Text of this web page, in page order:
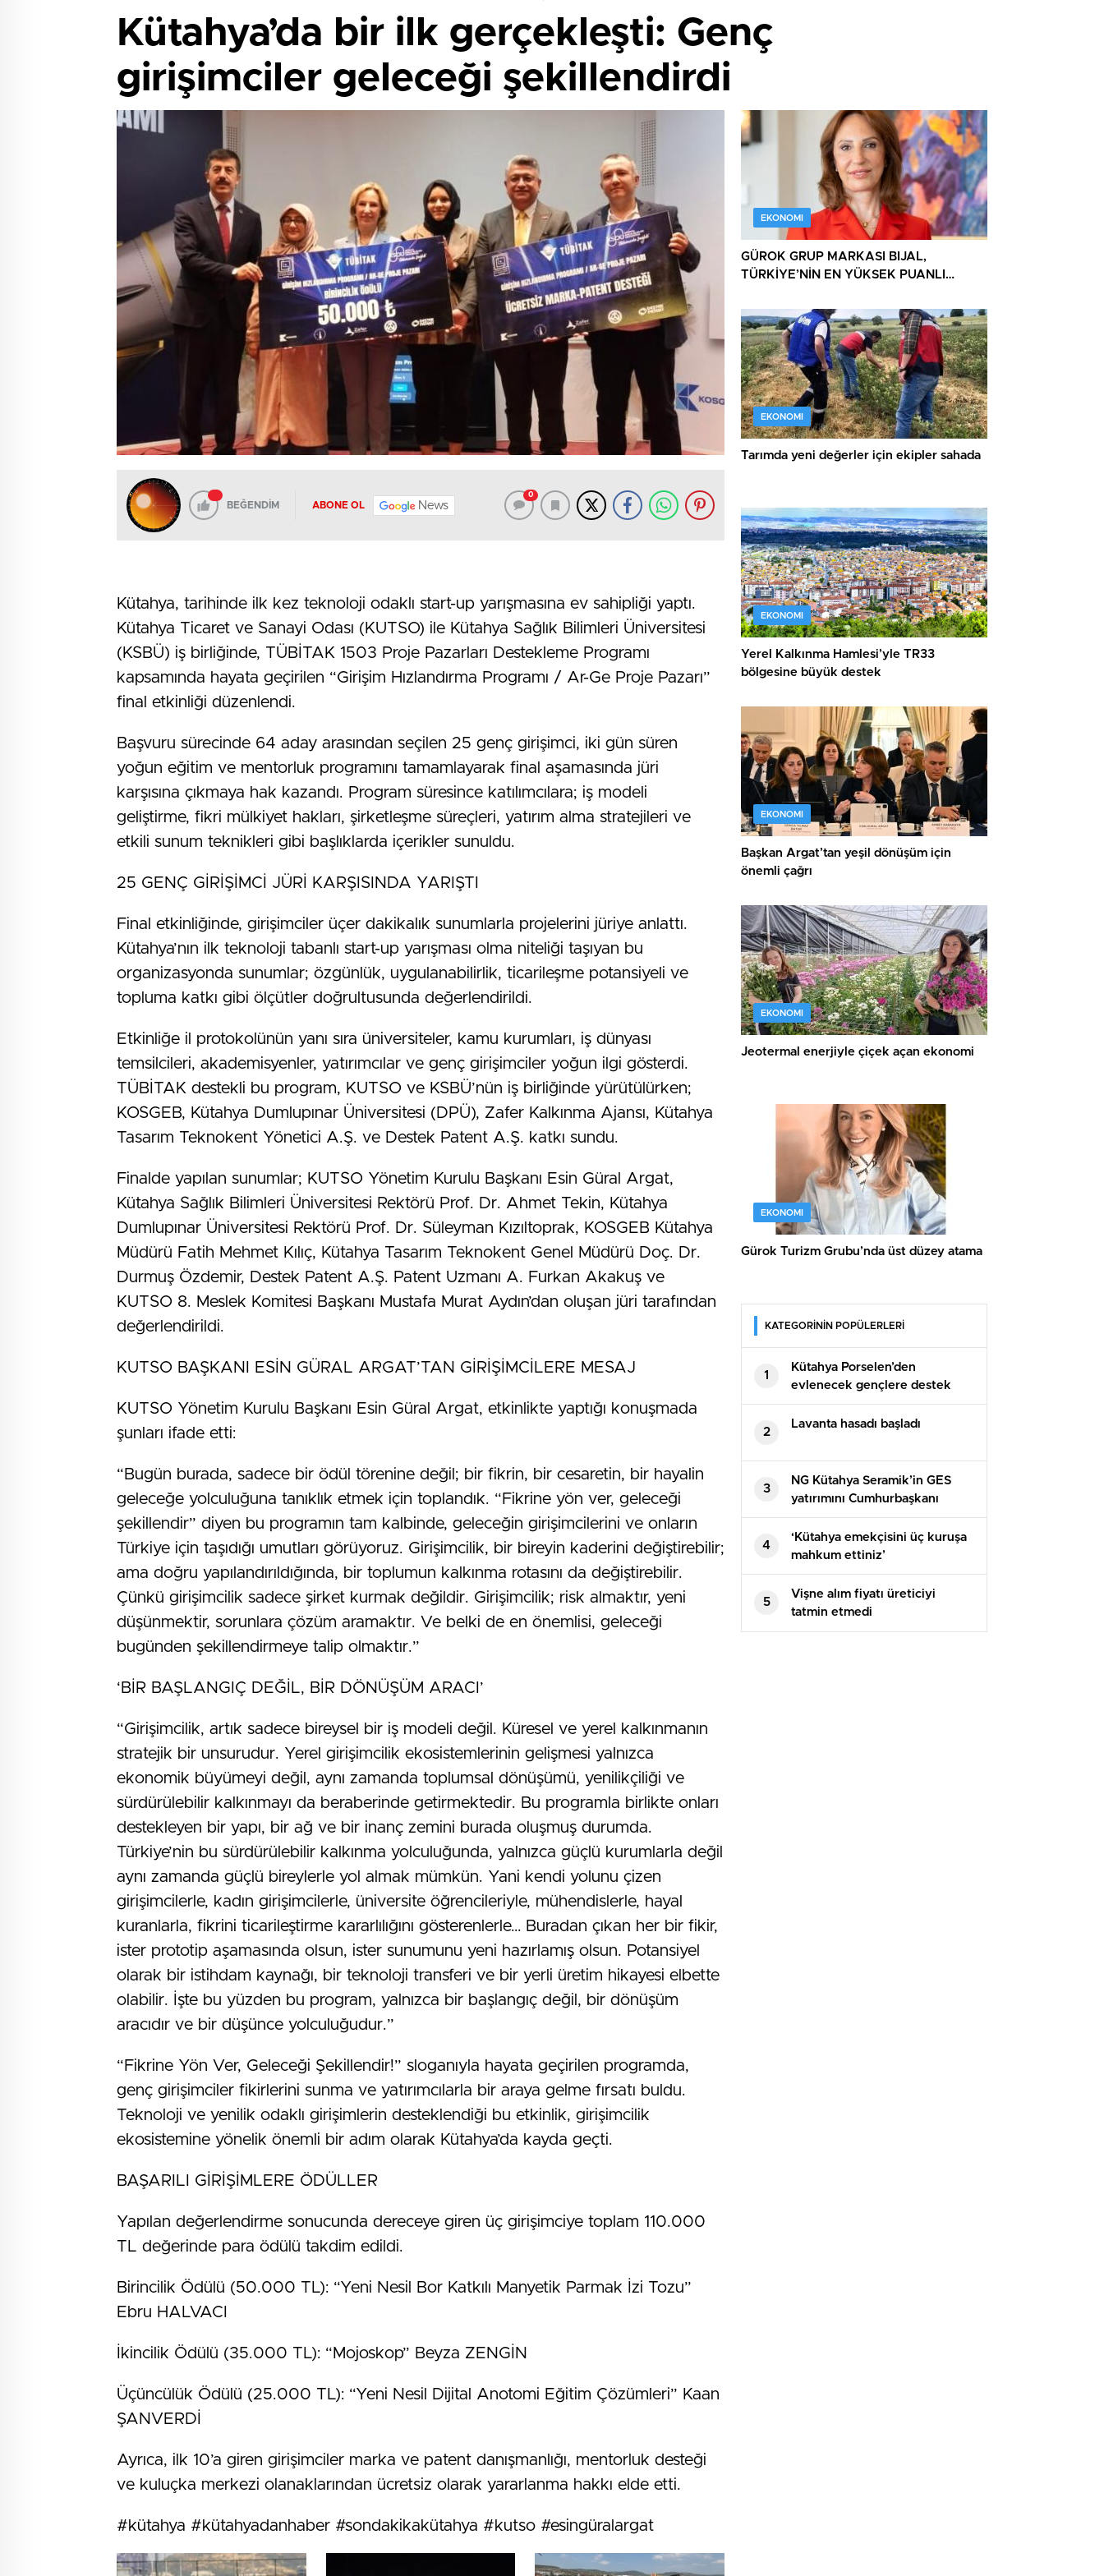
Kütahya’da bir ilk gerçekleşti: Genç
girişimciler geleceği şekillendirdi
BEĞENDİM ABONE OL News
0
Kütahya, tarihinde ilk kez teknoloji odaklı start-up yarışmasına ev sahipliği yaptı.
Kütahya Ticaret ve Sanayi Odası (KUTSO) ile Kütahya Sağlık Bilimleri Üniversitesi
(KSBÜ) iş birliğinde, TÜBİTAK 1503 Proje Pazarları Destekleme Programı
kapsamında hayata geçirilen “Girişim Hızlandırma Programı / Ar-Ge Proje Pazarı”
final etkinliği düzenlendi.
Başvuru sürecinde 64 aday arasından seçilen 25 genç girişimci, iki gün süren
yoğun eğitim ve mentorluk programını tamamlayarak final aşamasında jüri
karşısına çıkmaya hak kazandı. Program süresince katılımcılara; iş modeli
geliştirme, fikri mülkiyet hakları, şirketleşme süreçleri, yatırım alma stratejileri ve
etkili sunum teknikleri gibi başlıklarda içerikler sunuldu.
25 GENÇ GİRİŞİMCİ JÜRİ KARŞISINDA YARIŞTI
Final etkinliğinde, girişimciler üçer dakikalık sunumlarla projelerini jüriye anlattı.
Kütahya’nın ilk teknoloji tabanlı start-up yarışması olma niteliği taşıyan bu
organizasyonda sunumlar; özgünlük, uygulanabilirlik, ticarileşme potansiyeli ve
topluma katkı gibi ölçütler doğrultusunda değerlendirildi.
Etkinliğe il protokolünün yanı sıra üniversiteler, kamu kurumları, iş dünyası
temsilcileri, akademisyenler, yatırımcılar ve genç girişimciler yoğun ilgi gösterdi.
TÜBİTAK destekli bu program, KUTSO ve KSBÜ’nün iş birliğinde yürütülürken;
KOSGEB, Kütahya Dumlupınar Üniversitesi (DPÜ), Zafer Kalkınma Ajansı, Kütahya
Tasarım Teknokent Yönetici A.Ş. ve Destek Patent A.Ş. katkı sundu.
Finalde yapılan sunumlar; KUTSO Yönetim Kurulu Başkanı Esin Güral Argat,
Kütahya Sağlık Bilimleri Üniversitesi Rektörü Prof. Dr. Ahmet Tekin, Kütahya
Dumlupınar Üniversitesi Rektörü Prof. Dr. Süleyman Kızıltoprak, KOSGEB Kütahya
Müdürü Fatih Mehmet Kılıç, Kütahya Tasarım Teknokent Genel Müdürü Doç. Dr.
Durmuş Özdemir, Destek Patent A.Ş. Patent Uzmanı A. Furkan Akakuş ve
KUTSO 8. Meslek Komitesi Başkanı Mustafa Murat Aydın’dan oluşan jüri tarafından
değerlendirildi.
KUTSO BAŞKANI ESİN GÜRAL ARGAT’TAN GİRİŞİMCİLERE MESAJ
KUTSO Yönetim Kurulu Başkanı Esin Güral Argat, etkinlikte yaptığı konuşmada
şunları ifade etti:
“Bugün burada, sadece bir ödül törenine değil; bir fikrin, bir cesaretin, bir hayalin
geleceğe yolculuğuna tanıklık etmek için toplandık. “Fikrine yön ver, geleceği
şekillendir” diyen bu programın tam kalbinde, geleceğin girişimcilerini ve onların
Türkiye için taşıdığı umutları görüyoruz. Girişimcilik, bir bireyin kaderini değiştirebilir;
ama doğru yapılandırıldığında, bir toplumun kalkınma rotasını da değiştirebilir.
Çünkü girişimcilik sadece şirket kurmak değildir. Girişimcilik; risk almaktır, yeni
düşünmektir, sorunlara çözüm aramaktır. Ve belki de en önemlisi, geleceği
bugünden şekillendirmeye talip olmaktır.”
‘BİR BAŞLANGIÇ DEĞİL, BİR DÖNÜŞÜM ARACI’
“Girişimcilik, artık sadece bireysel bir iş modeli değil. Küresel ve yerel kalkınmanın
stratejik bir unsurudur. Yerel girişimcilik ekosistemlerinin gelişmesi yalnızca
ekonomik büyümeyi değil, aynı zamanda toplumsal dönüşümü, yenilikçiliği ve
sürdürülebilir kalkınmayı da beraberinde getirmektedir. Bu programla birlikte onları
destekleyen bir yapı, bir ağ ve bir inanç zemini burada oluşmuş durumda.
Türkiye’nin bu sürdürülebilir kalkınma yolculuğunda, yalnızca güçlü kurumlarla değil
aynı zamanda güçlü bireylerle yol almak mümkün. Yani kendi yolunu çizen
girişimcilerle, kadın girişimcilerle, üniversite öğrencileriyle, mühendislerle, hayal
kuranlarla, fikrini ticarileştirme kararlılığını gösterenlerle… Buradan çıkan her bir fikir,
ister prototip aşamasında olsun, ister sunumunu yeni hazırlamış olsun. Potansiyel
olarak bir istihdam kaynağı, bir teknoloji transferi ve bir yerli üretim hikayesi elbette
olabilir. İşte bu yüzden bu program, yalnızca bir başlangıç değil, bir dönüşüm
aracıdır ve bir düşünce yolculuğudur.”
“Fikrine Yön Ver, Geleceği Şekillendir!” sloganıyla hayata geçirilen programda,
genç girişimciler fikirlerini sunma ve yatırımcılarla bir araya gelme fırsatı buldu.
Teknoloji ve yenilik odaklı girişimlerin desteklendiği bu etkinlik, girişimcilik
ekosistemine yönelik önemli bir adım olarak Kütahya’da kayda geçti.
BAŞARILI GİRİŞİMLERE ÖDÜLLER
Yapılan değerlendirme sonucunda dereceye giren üç girişimciye toplam 110.000
TL değerinde para ödülü takdim edildi.
Birincilik Ödülü (50.000 TL): “Yeni Nesil Bor Katkılı Manyetik Parmak İzi Tozu”
Ebru HALVACI
İkincilik Ödülü (35.000 TL): “Mojoskop” Beyza ZENGİN
Üçüncülük Ödülü (25.000 TL): “Yeni Nesil Dijital Anotomi Eğitim Çözümleri” Kaan
ŞANVERDİ
Ayrıca, ilk 10’a giren girişimciler marka ve patent danışmanlığı, mentorluk desteği
ve kuluçka merkezi olanaklarından ücretsiz olarak yararlanma hakkı elde etti.
#kütahya #kütahyadanhaber #sondakikakütahya #kutso #esingüralargat
EKONOMI
GÜROK GRUP MARKASI BIJAL,
TÜRKİYE’NİN EN YÜKSEK PUANLI
EKONOMI
Tarımda yeni değerler için ekipler sahada
EKONOMI
Yerel Kalkınma Hamlesi’yle TR33
bölgesine büyük destek
EKONOMI
Başkan Argat’tan yeşil dönüşüm için
önemli çağrı
EKONOMI
Jeotermal enerjiyle çiçek açan ekonomi
EKONOMI
Gürok Turizm Grubu’nda üst düzey atama
KATEGORİNİN POPÜLERLERİ
1
Kütahya Porselen’den
evlenecek gençlere destek
2
Lavanta hasadı başladı
3
NG Kütahya Seramik’in GES
yatırımını Cumhurbaşkanı
Erdoğan açtı
4
‘Kütahya emekçisini üç kuruşa
mahkum ettiniz’
5
Vişne alım fiyatı üreticiyi
tatmin etmedi